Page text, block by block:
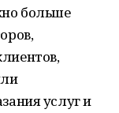
больше
услуг и